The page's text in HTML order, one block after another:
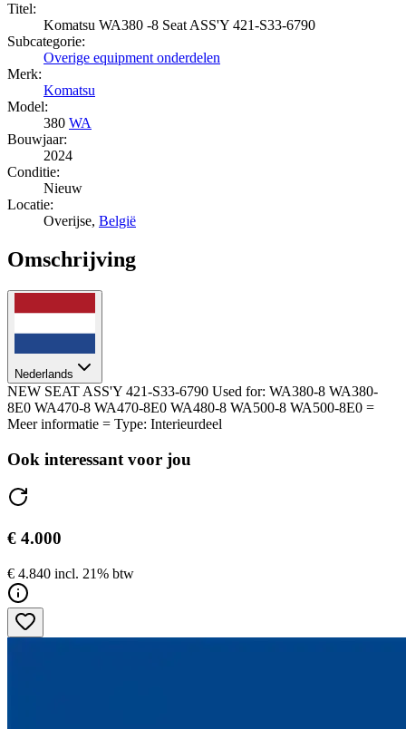
Titel:
Komatsu WA380 -8 Seat ASS'Y 421-S33-6790
Subcategorie:
Overige equipment onderdelen
Merk:
Komatsu
Model:
380 WA
Bouwjaar:
2024
Conditie:
Nieuw
Locatie:
Overijse, België
Omschrijving
Nederlands
NEW SEAT ASS'Y 421-S33-6790 Used for: WA380-8 WA380-
8E0 WA470-8 WA470-8E0 WA480-8 WA500-8 WA500-8E0 =
Meer informatie = Type: Interieurdeel
Ook interessant voor jou
€ 4.000
€ 4.840 incl. 21% btw